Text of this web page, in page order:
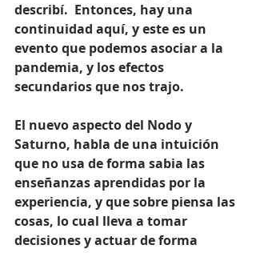
describí.  Entonces, hay una
continuidad aquí, y este es un
evento que podemos asociar a la
pandemia, y los efectos
secundarios que nos trajo.
El nuevo aspecto del Nodo y
Saturno, habla de una intuición
que no usa de forma sabia las
enseñanzas aprendidas por la
experiencia, y que sobre piensa las
cosas, lo cual lleva a tomar
decisiones y actuar de forma